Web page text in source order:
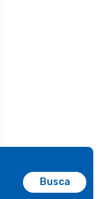
Busca